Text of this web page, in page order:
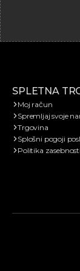
SPLETNA
Moj račun
Spremljaj svoje
Trgovina
Splošni pogoji
Politika zasebnosti